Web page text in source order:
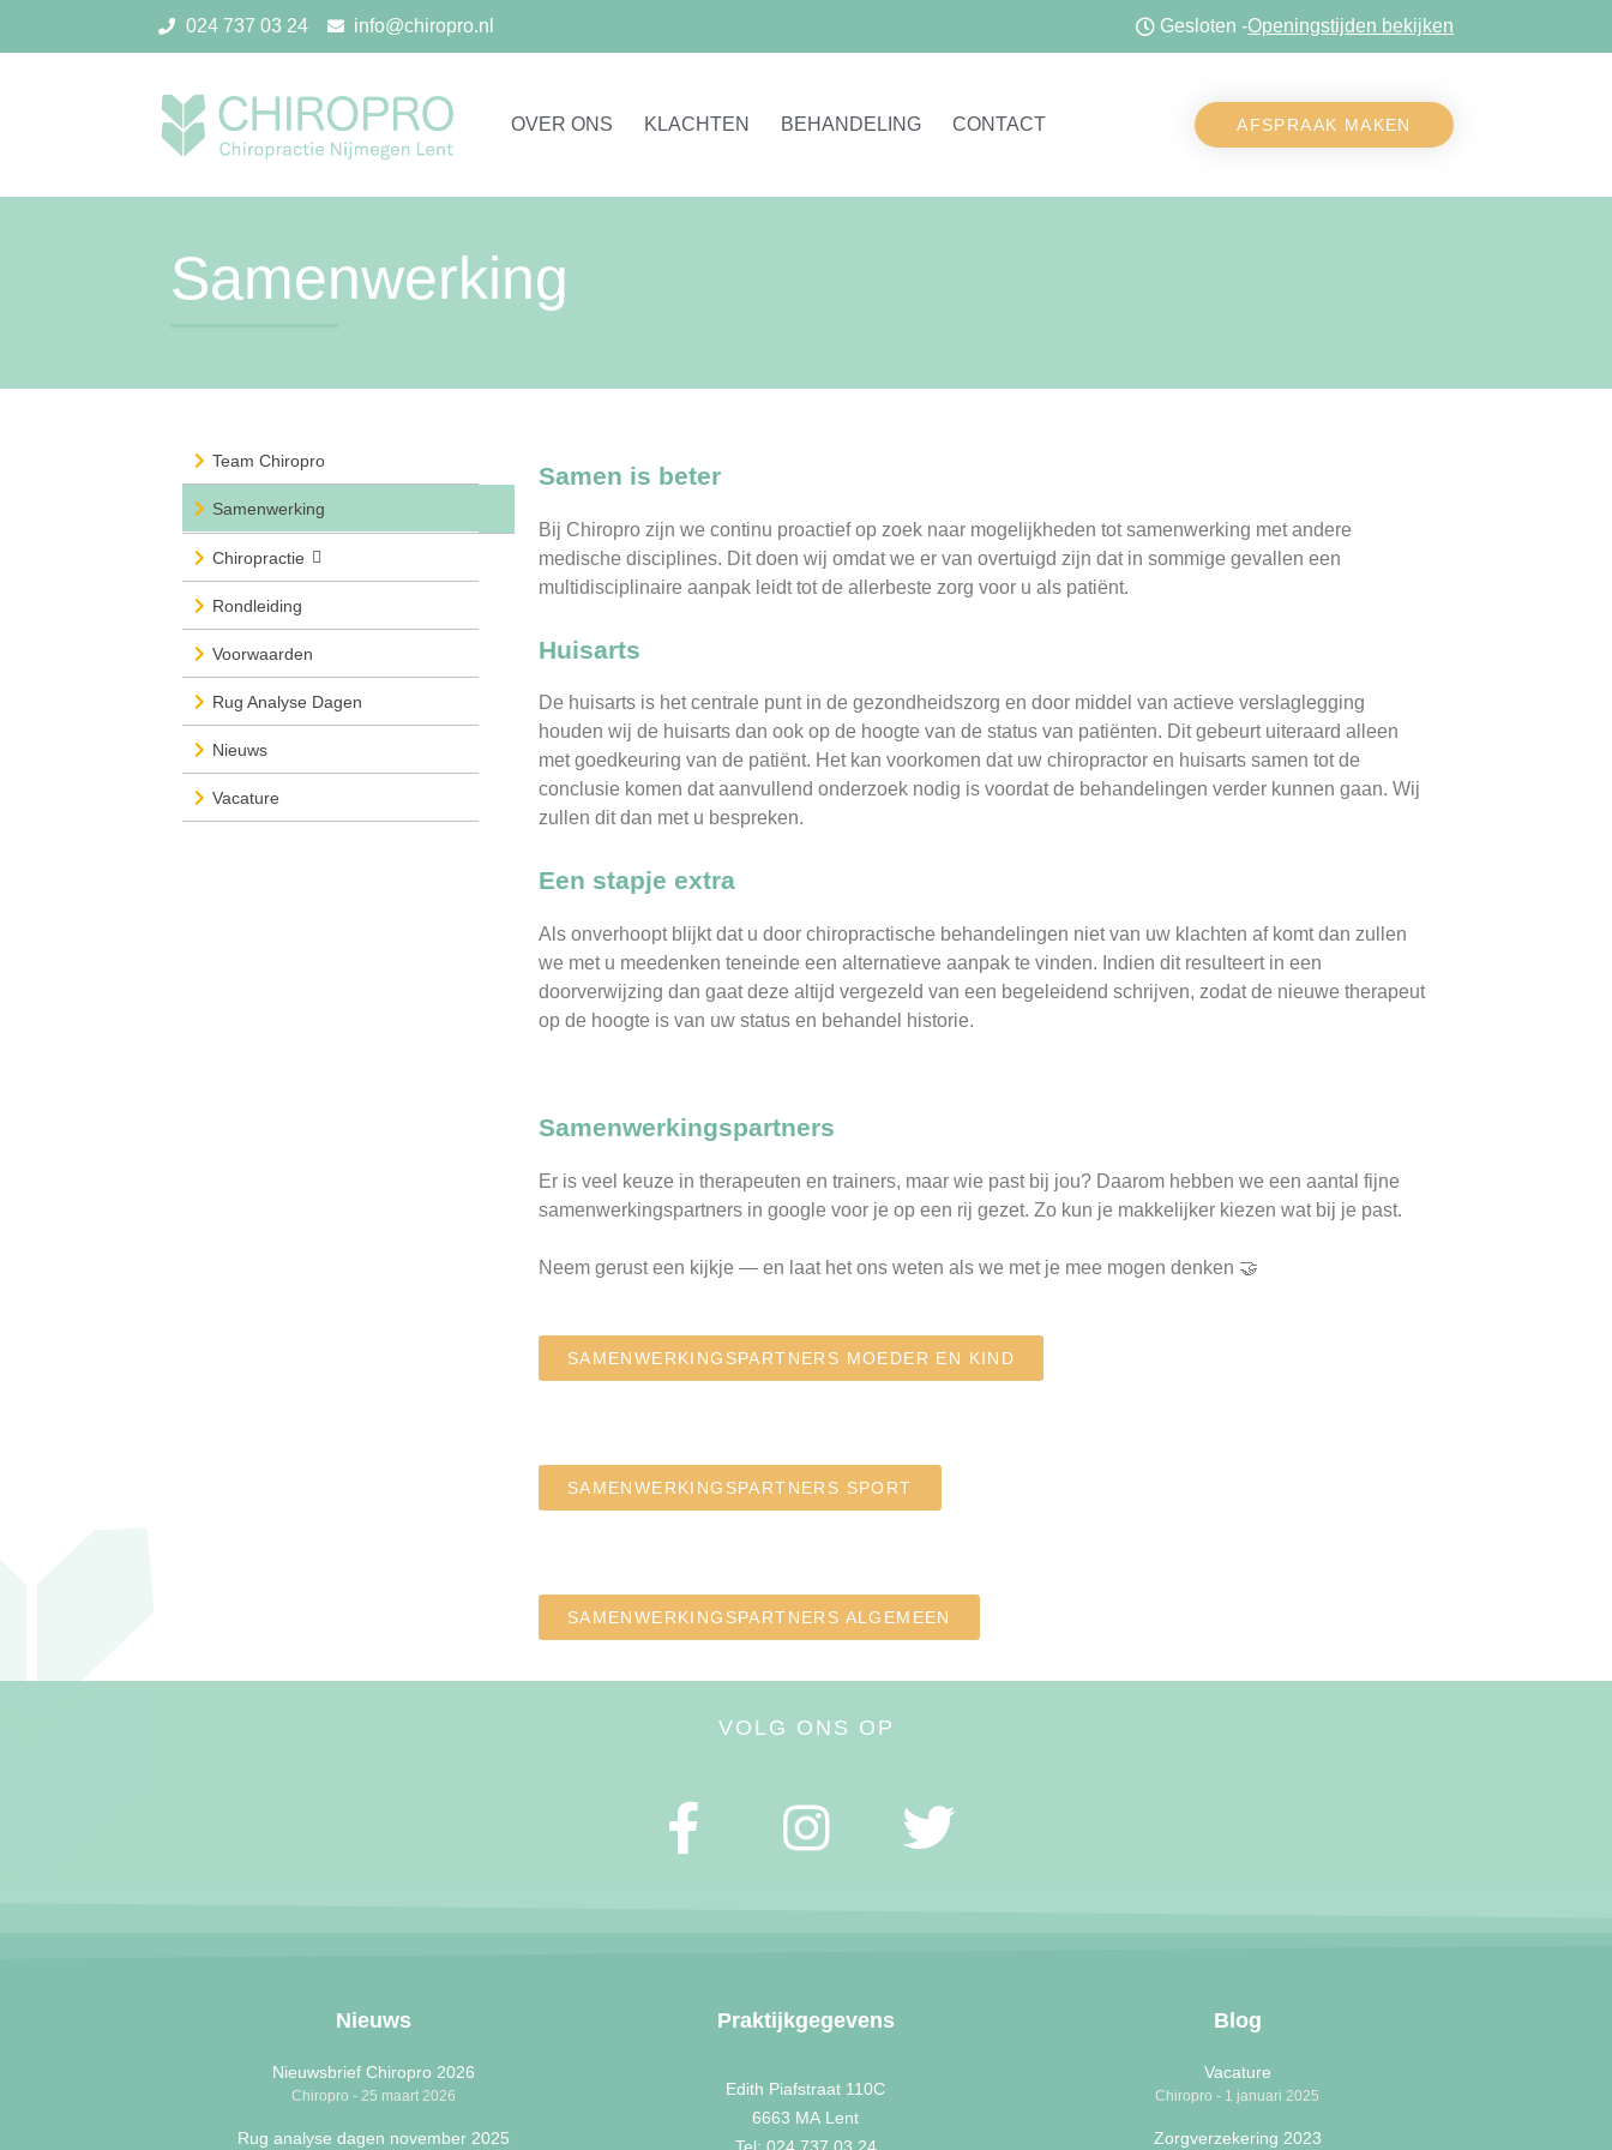
024 737 03 24 info@chiropro.nl Gesloten -Openingstijden bekijken
OVER ONS KLACHTEN BEHANDELING CONTACT AFSPRAAK MAKEN
Samenwerking
Team Chiropro
Samenwerking
Chiropractie
Rondleiding
Voorwaarden
Rug Analyse Dagen
Nieuws
Vacature
Samen is beter
Bij Chiropro zijn we continu proactief op zoek naar mogelijkheden tot samenwerking met andere
medische disciplines. Dit doen wij omdat we er van overtuigd zijn dat in sommige gevallen een
multidisciplinaire aanpak leidt tot de allerbeste zorg voor u als patiënt.
Huisarts
De huisarts is het centrale punt in de gezondheidszorg en door middel van actieve verslaglegging
houden wij de huisarts dan ook op de hoogte van de status van patiënten. Dit gebeurt uiteraard alleen
met goedkeuring van de patiënt. Het kan voorkomen dat uw chiropractor en huisarts samen tot de
conclusie komen dat aanvullend onderzoek nodig is voordat de behandelingen verder kunnen gaan. Wij
zullen dit dan met u bespreken.
Een stapje extra
Als onverhoopt blijkt dat u door chiropractische behandelingen niet van uw klachten af komt dan zullen
we met u meedenken teneinde een alternatieve aanpak te vinden. Indien dit resulteert in een
doorverwijzing dan gaat deze altijd vergezeld van een begeleidend schrijven, zodat de nieuwe therapeut
op de hoogte is van uw status en behandel historie.
Samenwerkingspartners
Er is veel keuze in therapeuten en trainers, maar wie past bij jou? Daarom hebben we een aantal fijne
samenwerkingspartners in google voor je op een rij gezet. Zo kun je makkelijker kiezen wat bij je past.
Neem gerust een kijkje — en laat het ons weten als we met je mee mogen denken 🤝
SAMENWERKINGSPARTNERS MOEDER EN KIND
SAMENWERKINGSPARTNERS SPORT
SAMENWERKINGSPARTNERS ALGEMEEN
VOLG ONS OP
Nieuws
Nieuwsbrief Chiropro 2026
Chiropro 25 maart 2026
Rug analyse dagen november 2025
Praktijkgegevens
Edith Piafstraat 110C
6663 MA Lent
Blog
Vacature
Chiropro 1 januari 2025
Zorgverzekering 2023